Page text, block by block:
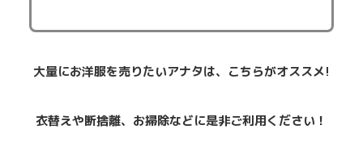
大量にお洋服を売りたいアナタは、こちらがオススメ!
衣替えや断捨離、お掃除などに是非ご利用ください！